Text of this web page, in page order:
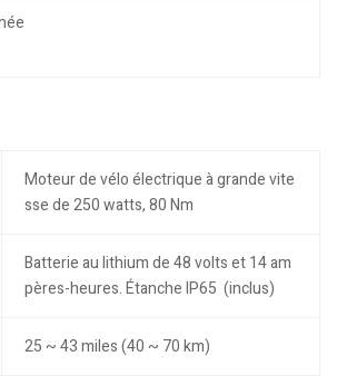
Moteur de vélo électrique à grande vite
sse de 250 watts, 80 Nm
Batterie au lithium de 48 volts et 14 am
pères-heures. Étanche IP65 (inclus)
25 ~ 43 miles (40 ~ 70 km)